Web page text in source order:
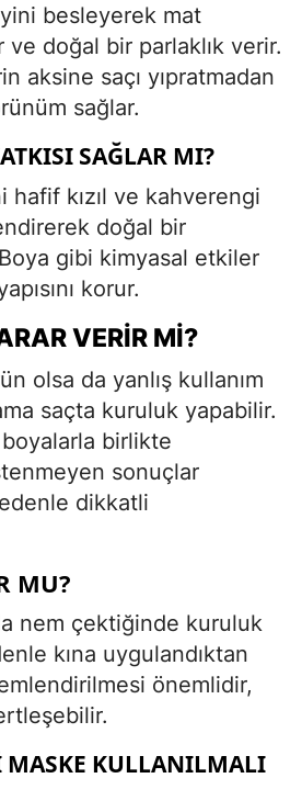
besleyerek mat
ve doğal bir parlaklık verir.
aksine saçı yıpratmadan
sağlar.
SAĞLAR MI?
hafif kızıl ve kahverengi
doğal bir
gibi kimyasal etkiler
korur.
VERIR MI?
olsa da yanlış kullanım
saçta kuruluk yapabilir.
birlikte
sonuçlar
dikkatli
MU?
nem çektiğinde kuruluk
kına uygulandıktan
önemlidir,
KULLANILMALI